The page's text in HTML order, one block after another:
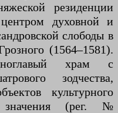
резиденции
духовной и
слободы в
(1564–1581).
храм с
зодчества,
культурного
значения (рег. №